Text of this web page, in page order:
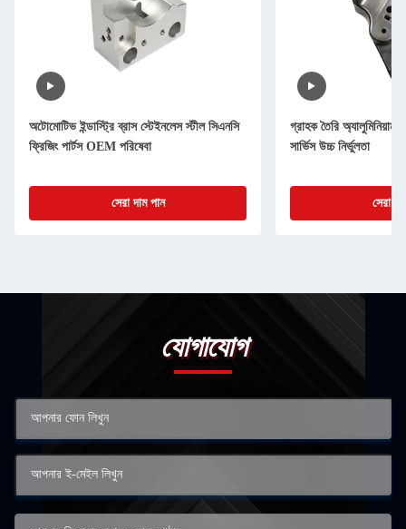
অটোমোটিভ ইন্ডাস্ট্রি ব্রাস স্টেইনলেস স্টীল সিএনসি
ফ্রিজিং পার্টস OEM পরিষেবা
সেরা দাম পান
গ্রাহক তৈরি অ্যালুমিনিয়াম
সার্ভিস উচ্চ নির্ভুলতা
সেরা
যোগাযোগ